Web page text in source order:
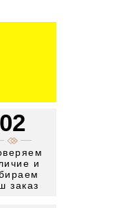
02
и
заказ